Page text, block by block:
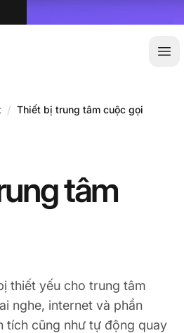
Mở
/ Thiết bị trung tâm cuộc gọi
tâm
thiết yếu cho trung tâm
nghe, internet và phần
tích cũng như tự động quay